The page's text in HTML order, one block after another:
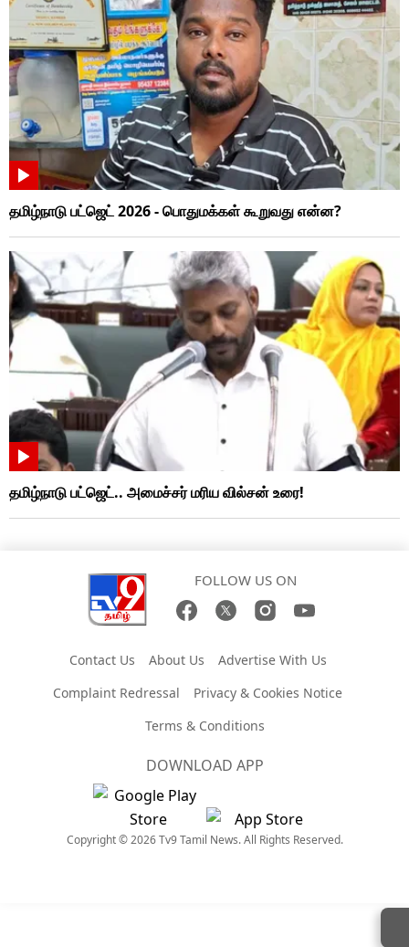
தமிழ்நாடு பட்ஜெட் 2026 - பொதுமக்கள் கூறுவது என்ன?
தமிழ்நாடு பட்ஜெட்.. அமைச்சர் மரிய வில்சன் உரை!
FOLLOW US ON
Contact Us About Us
Advertise With Us
Complaint Redressal
Privacy & Cookies Notice
Terms & Conditions
DOWNLOAD APP
Copyright © 2026 Tv9 Tamil News. All Rights Reserved.